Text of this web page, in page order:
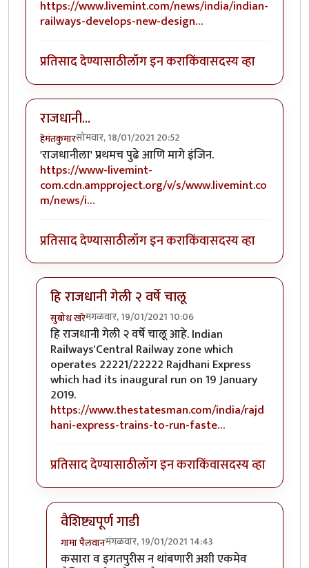
https://www.livemint.com/news/india/indian-
railways-develops-new-design…
प्रतिसाद देण्यासाठीलॉग इन कराकिंवासदस्य व्हा
राजधानी...
हेमंतकुमारसोमवार, 18/01/2021 20:52
'राजधानीला' प्रथमच पुढे आणि मागे इंजिन.
https://www-livemint-
com.cdn.ampproject.org/v/s/www.livemint.co
m/news/i…
प्रतिसाद देण्यासाठीलॉग इन कराकिंवासदस्य व्हा
हि राजधानी गेली २ वर्षे चालू
सुबोध खरेमंगळवार, 19/01/2021 10:06
In reply toराजधानी...byहेमंतकुमार
हि राजधानी गेली २ वर्षे चालू आहे. Indian
Railways'Central Railway zone which
operates 22221/22222 Rajdhani Express
which had its inaugural run on 19 January
2019.
https://www.thestatesman.com/india/rajd
hani-express-trains-to-run-faste…
प्रतिसाद देण्यासाठीलॉग इन कराकिंवासदस्य व्हा
वैशिष्ट्यपूर्ण गाडी
गामा पैलवानमंगळवार, 19/01/2021 14:43
In reply toहि राजधानी गेली २ वर्षे चालूby
कसारा व इगतपुरीस न थांबणारी अशी एकमेव